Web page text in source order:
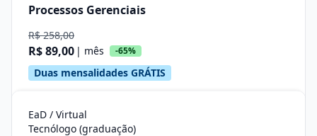
Processos Gerenciais
R$ 258,00
R$ 89,00 | mês -65%
Duas mensalidades GRÁTIS
EaD / Virtual
Tecnólogo (graduação)